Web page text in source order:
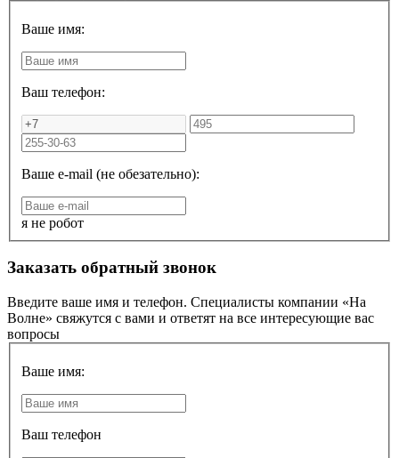
Ваше имя:
Ваш телефон:
Ваше e-mail (не обезательно):
я не робот
Заказать обратный звонок
Введите ваше имя и телефон. Специалисты компании «На
Волне» свяжутся с вами и ответят на все интересующие вас
вопросы
Ваше имя:
Ваш телефон